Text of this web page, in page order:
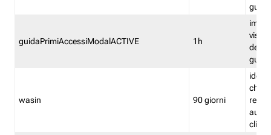
guidaPrimiAccessiModalACTIVE 1h
della
wasin 90 giorni
che
rete
clienti